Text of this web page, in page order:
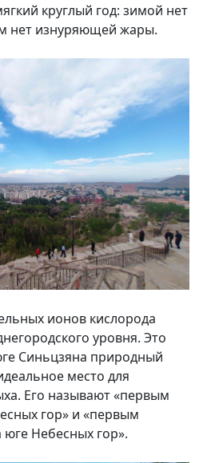
круглый год: зимой нет
нет изнуряющей жары.
ионов кислорода
уровня. Это
Синьцзяна природный
место для
Его называют «первым
гор» и «первым
Небесных гор».